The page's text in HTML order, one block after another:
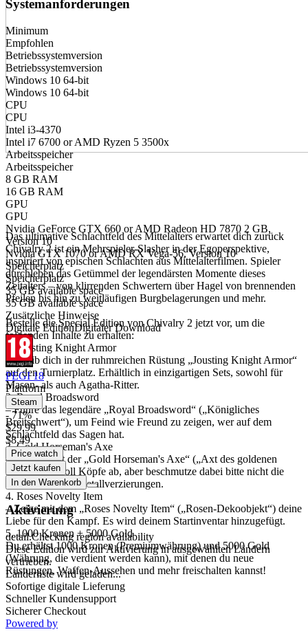
Infos zum Spiel
Das ultimative Schlachtfeld des Mittelalters erwartet dich zurück
Chivalry 2 ist ein Mehrspieler-Slasher in der Egoperspektive,
inspiriert von epischen Schlachten aus Mittelalterfilmen. Spieler
durchleben das Getümmel der legendärsten Momente dieses
Zeitalters – von klirrenden Schwertern über Hagel von brennenden
Pfeilen bis hin zu weitläufigen Burgbelagerungen und mehr.
Bestelle die Special Edition von Chivalry 2 jetzt vor, um die
folgenden Inhalte zu erhalten:
1. Jousting Knight Armor
– Begib dich in der ruhmreichen Rüstung „Jousting Knight Armor“
auf den Turnierplatz. Erhältlich in einzigartigen Sets, sowohl für
Mason- als auch Agatha-Ritter.
2. Royal Broadsword
– Führe das legendäre „Royal Broadsword“ („Königliches
Breitschwert“), um Feind wie Freund zu zeigen, wer auf dem
Schlachtfeld das Sagen hat.
3. Gold Horseman's Axe
– Schlage mit der „Gold Horseman's Axe“ („Axt des goldenen
Reiters“) stilvoll Köpfe ab, aber beschmutze dabei bitte nicht die
feingearbeiteten Metallverzierungen.
4. Roses Novelty Item
– Zeige mit dem „Roses Novelty Item“ („Rosen-Dekoobjekt“) deine
Liebe für den Kampf. Es wird deinem Startinventar hinzugefügt.
5. 1000 Kronen + 5000 Gold
Du erhältst 1000 Kronen (Premiumwährung) und 5000 Gold
(Währung, die verdient werden kann), mit denen du neue
Rüstungen, Waffen-Aussehen und mehr freischalten kannst!
Systemanforderungen
Minimum
Empfohlen
Betriebssystemversion
Betriebssystemversion
Windows 10 64-bit
Windows 10 64-bit
CPU
CPU
Intel i3-4370
Intel i7 6700 or AMD Ryzen 5 3500x
Arbeitsspeicher
Arbeitsspeicher
8 GB RAM
16 GB RAM
GPU
GPU
Nvidia GeForce GTX 660 or AMD Radeon HD 7870 2 GB,
Version 10
Nvidia GTX 1070 or AMD RX Vega-56, Version 10
Speicherplatz
Speicherplatz
35 GB available space
35 GB available space
Zusätzliche Hinweise
Digitale EditionDigitaler Download
PEGI 18
Plattform
Steam
- 71%
$29.99
$8.49
Price watch
Jetzt kaufen
In den Warenkorb
Aktivierung
detail.Checking region availability
Diese Edition wird zur Aktivierung in ausgewählten Ländern
vertrieben.
Länderliste wird geladen...
Sofortige digitale Lieferung
Schneller Kundensupport
Sicherer Checkout
Powered by